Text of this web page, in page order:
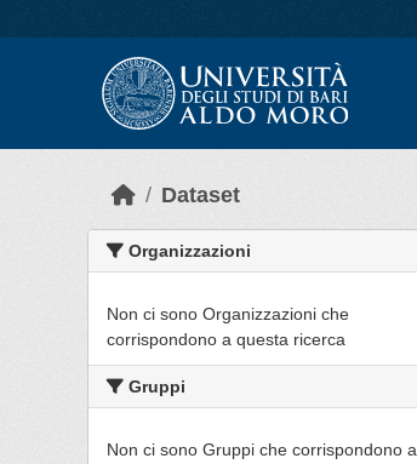
Dataset
Organizzazioni
Non ci sono Organizzazioni che
corrispondono a questa ricerca
Gruppi
Non ci sono Gruppi che corrispondono a